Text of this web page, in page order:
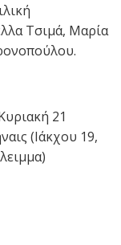
Τσιμά, Μαρία
21
(Ιάκχου 19,